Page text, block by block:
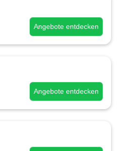
Angebote entdecken
Angebote entdecken